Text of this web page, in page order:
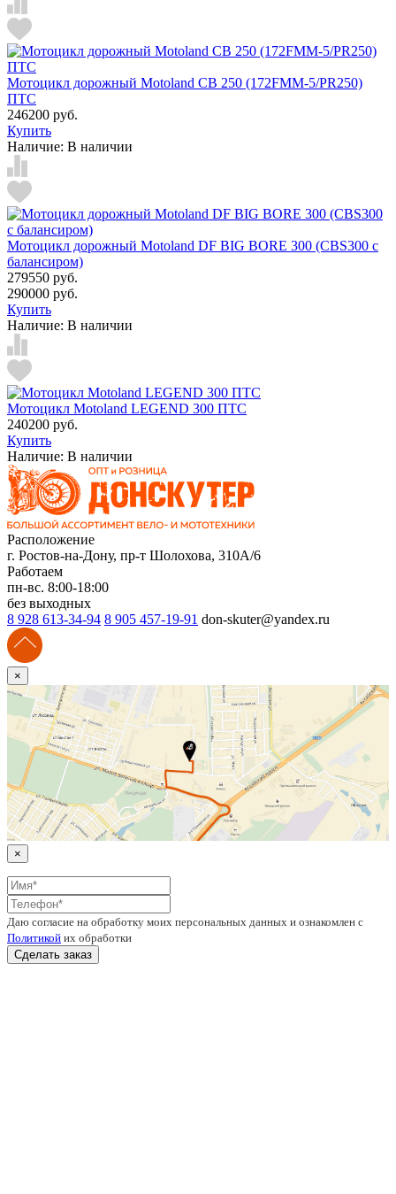
Мотоцикл дорожный Motoland CB 250 (172FMM-5/PR250)
ПТС
246200 руб.
Купить
Наличие: В наличии
Мотоцикл дорожный Motoland DF BIG BORE 300 (CBS300 с
балансиром)
279550 руб.
290000 руб.
Купить
Наличие: В наличии
Мотоцикл Motoland LEGEND 300 ПТС
240200 руб.
Купить
Наличие: В наличии
Расположение
г. Ростов-на-Дону, пр-т Шолохова, 310А/6
Работаем
пн-вс. 8:00-18:00
без выходных
8 928 613-34-94 8 905 457-19-91 don-skuter@yandex.ru
×
×
Даю согласие на обработку моих персональных данных и ознакомлен с
Политикой их обработки
Сделать заказ